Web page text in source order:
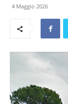
4 Maggio 2026